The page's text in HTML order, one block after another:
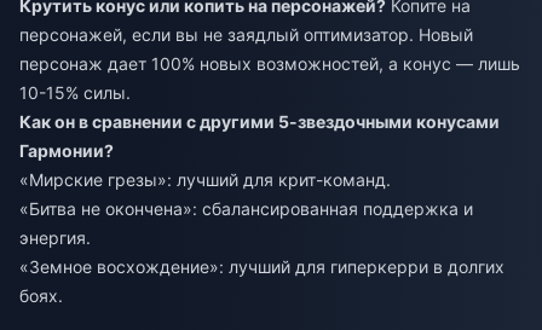
Крутить конус или копить на персонажей? Копите на
персонажей, если вы не заядлый оптимизатор. Новый
персонаж дает 100% новых возможностей, а конус — лишь
10-15% силы.
Как он в сравнении с другими 5-звездочными конусами
Гармонии?
«Мирские грезы»: лучший для крит-команд.
«Битва не окончена»: сбалансированная поддержка и
энергия.
«Земное восхождение»: лучший для гиперкерри в долгих
боях.